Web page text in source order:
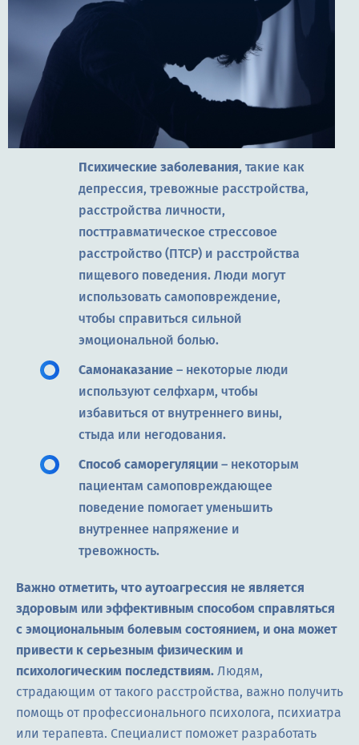
Психические заболевания, такие как
депрессия, тревожные расстройства,
расстройства личности,
посттравматическое стрессовое
расстройство (ПТСР) и расстройства
пищевого поведения. Люди могут
использовать самоповреждение,
чтобы справиться сильной
эмоциональной болью.
Самонаказание – некоторые люди
используют селфхарм, чтобы
избавиться от внутреннего вины,
стыда или негодования.
Способ саморегуляции – некоторым
пациентам самоповреждающее
поведение помогает уменьшить
внутреннее напряжение и
тревожность.
Важно отметить, что аутоагрессия не является
здоровым или эффективным способом справляться
с эмоциональным болевым состоянием, и она может
привести к серьезным физическим и
психологическим последствиям. Людям,
страдающим от такого расстройства, важно получить
помощь от профессионального психолога, психиатра
или терапевта. Специалист поможет разработать